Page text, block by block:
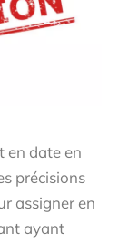
en date en
précisions
assigner en
ayant